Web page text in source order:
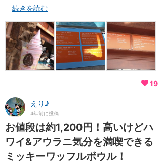
続きを読む
19
えり♪
4年前に投稿
お値段は約1,200円！高いけどハ
ワイ&アウラニ気分を満喫できる
ミッキーワッフルボウル！